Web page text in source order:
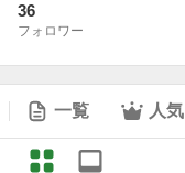
36
フォロワー
一覧 人気